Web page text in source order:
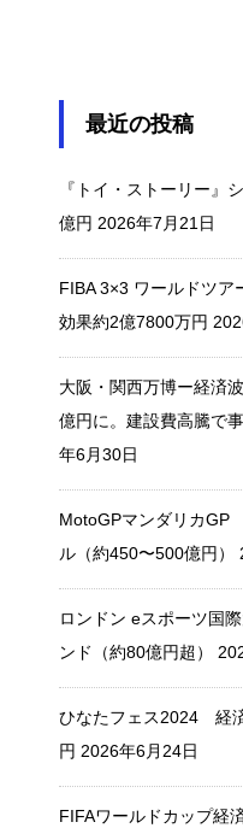
最近の投稿
『トイ・ストーリー
億円 2026年7月21日
FIBA 3×3 ワールドツ
効果約2億7800万円
大阪・関西万博ー経済
億円に。建設費高騰で
年6月30日
MotoGPマンダリカ
ル（約450〜500億円）
ロンドン eスポーツ
ンド（約80億円超）
ひなたフェス2024 経
円 2026年6月24日
FIFAワールドカップ